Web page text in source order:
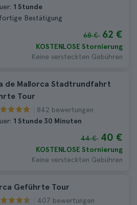
1 Stunde
Bestätigung
68 € 62 €
KOSTENLOSE Stornierung
Keine versteckten Gebühren
de Mallorca Stadtrundfahrt
Tour
842 bewertungen
1 Stunde 30 Minuten
44 € 40 €
KOSTENLOSE Stornierung
Keine versteckten Gebühren
Geführte Tour
407 bewertungen